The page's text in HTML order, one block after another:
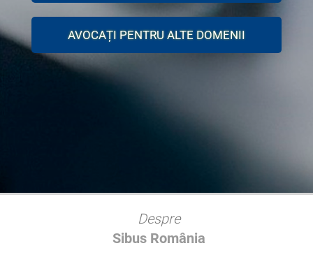
AVOCAȚI PENTRU ALTE DOMENII
Despre
Sibus România